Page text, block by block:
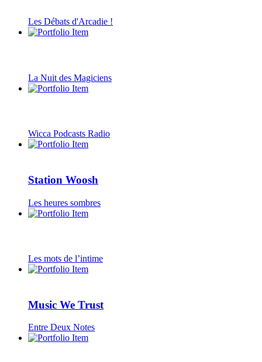
Les Débats d'Arcadie !
La Nuit des Magiciens
Wicca Podcasts Radio
Station Woosh
Les heures sombres
Les mots de l’intime
Music We Trust
Entre Deux Notes